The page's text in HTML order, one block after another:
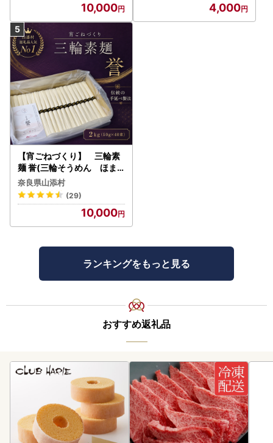
10,000 4,000
【宵ごねづくり】 三輪素
麺 誉(三輪そうめん ほま
れ) 2kg(50g×40束)
奈良県山添村
(29)
10,000
ランキングをもっと見る
おすすめ返礼品